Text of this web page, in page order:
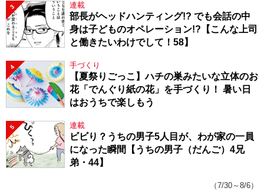
3 連載
部長がヘッドハンティング!? でも会話の中
身は子どものオペレーション!?【こんな上司
と働きたいわけでして！58】
4 手づくり
【夏祭りごっこ】ハチの巣みたいな立体のお
花「でんぐり紙の花」を手づくり！ 暑い日
はおうちで楽しもう
5 連載
ビビり？うちの男子5人目が、わが家の一員
になった瞬間【うちの男子（だんご）4兄
弟・44】
（7/30～8/6）